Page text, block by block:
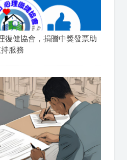
復健協會，捐贈中獎發票助
服務